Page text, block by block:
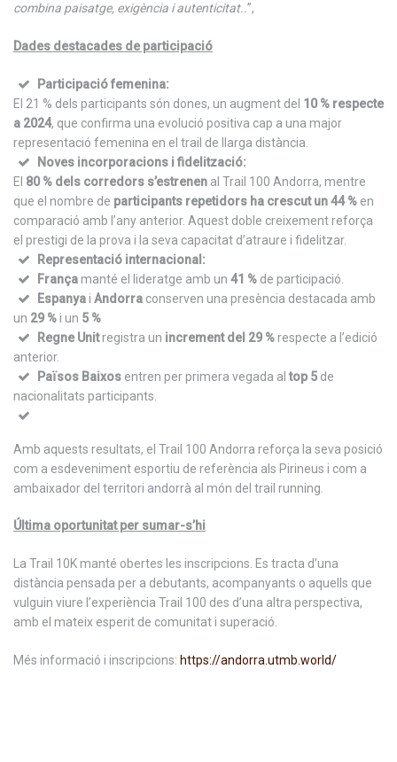
combina paisatge, exigència i autenticitat..”,
Dades destacades de participació
Participació femenina:
El 21 % dels participants són dones, un augment del 10 % respecte
a 2024, que confirma una evolució positiva cap a una major
representació femenina en el trail de llarga distància.
Noves incorporacions i fidelització:
El 80 % dels corredors s’estrenen al Trail 100 Andorra, mentre
que el nombre de participants repetidors ha crescut un 44 % en
comparació amb l’any anterior. Aquest doble creixement reforça
el prestigi de la prova i la seva capacitat d’atraure i fidelitzar.
Representació internacional:
Françamanté el lideratge amb un 41 %de participació.
Espanyai Andorraconserven una presència destacada amb
un 29 %i un 5 %
Regne Unitregistra un increment del 29 %respecte a l’edició
anterior.
Països Baixosentren per primera vegada al top 5de
nacionalitats participants.
Amb aquests resultats, el Trail 100 Andorra reforça la seva posició
com a esdeveniment esportiu de referència als Pirineus i com a
ambaixador del territori andorrà al món del trail running.
Última oportunitat per sumar-s’hi
La Trail 10K manté obertes les inscripcions. Es tracta d’una
distància pensada per a debutants, acompanyants o aquells que
vulguin viure l’experiència Trail 100 des d’una altra perspectiva,
amb el mateix esperit de comunitat i superació.
Més informació i inscripcions: https://andorra.utmb.world/